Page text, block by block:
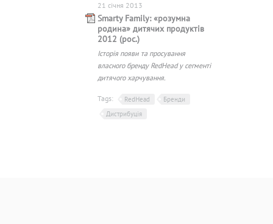
21 січня 2013
Smarty Family: «розумна
родина» дитячих продуктів
2012 (рос.)
Історія появи та просування
власного бренду RedHead у сегменті
дитячого харчування.
Tags: RedHead
Бренди
Дистрибуція